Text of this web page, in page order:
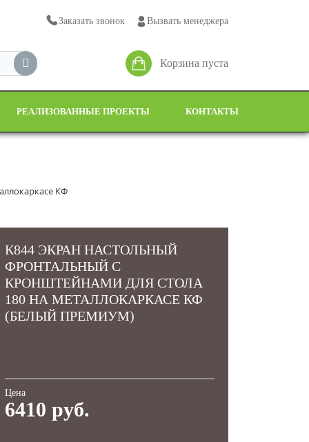
Заказать звонок Вызвать менеджера
Корзина пуста
РЕАЛИЗОВАННЫЕ ПРОЕКТЫ КОНТАКТЫ
КФ
К844 ЭКРАН НАСТОЛЬНЫЙ
ФРОНТАЛЬНЫЙ С
КРОНШТЕЙНАМИ ДЛЯ СТОЛА
180 НА МЕТАЛЛОКАРКАСЕ КФ
(БЕЛЫЙ ПРЕМИУМ)
Цена
6410 руб.